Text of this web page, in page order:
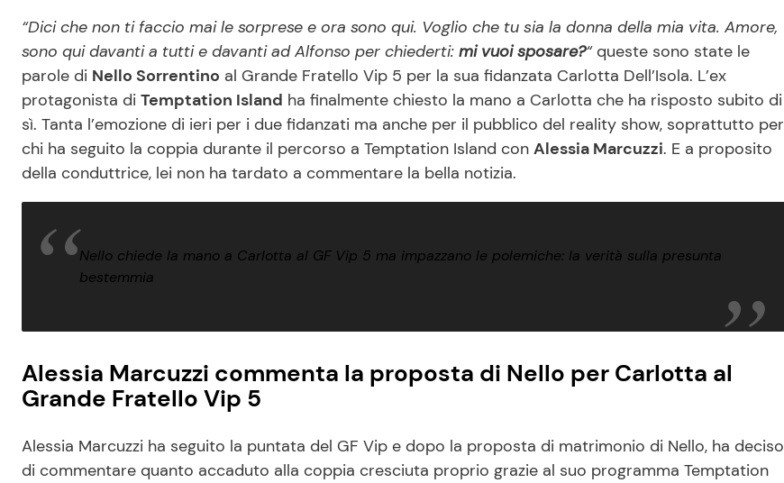
“Dici che non ti faccio mai le sorprese e ora sono qui. Voglio che tu sia la donna della mia vita. Amore,
sono qui davanti a tutti e davanti ad Alfonso per chiederti: mi vuoi sposare?“queste sono state le
parole di Nello Sorrentino al Grande Fratello Vip 5 per la sua fidanzata Carlotta Dell’Isola. L’ex
protagonista di Temptation Island ha finalmente chiesto la mano a Carlotta che ha risposto subito di
sì. Tanta l’emozione di ieri per i due fidanzati ma anche per il pubblico del reality show, soprattutto per
chi ha seguito la coppia durante il percorso a Temptation Island con Alessia Marcuzzi. E a proposito
della conduttrice, lei non ha tardato a commentare la bella notizia.
Nello chiede la mano a Carlotta al GF Vip 5 ma impazzano le polemiche: la verità sulla presunta
bestemmia
Alessia Marcuzzi commenta la proposta di Nello per Carlotta al
Grande Fratello Vip 5
Alessia Marcuzzi ha seguito la puntata del GF Vip e dopo la proposta di matrimonio di Nello, ha deciso
di commentare quanto accaduto alla coppia cresciuta proprio grazie al suo programma Temptation